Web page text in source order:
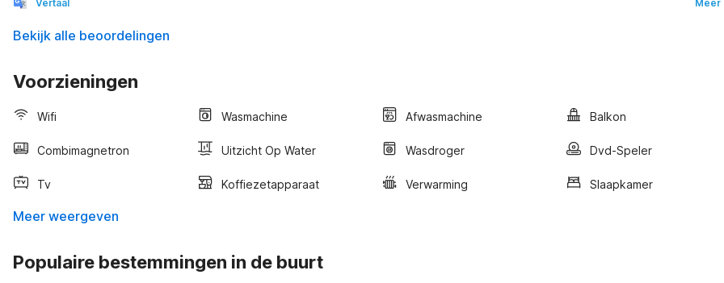
Meer
Vertaal
Bekijk alle beoordelingen
Voorzieningen
Wifi Wasmachine Afwasmachine Balkon
Combimagnetron Uitzicht Op Water Wasdroger Dvd-Speler
Tv Koffiezetapparaat Verwarming Slaapkamer
Meer weergeven
Populaire bestemmingen in de buurt